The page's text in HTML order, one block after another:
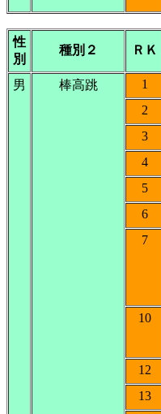
性
別
種別２ ＲＫ
男 棒高跳 1
2
3
4
5
6
7
10
12
13